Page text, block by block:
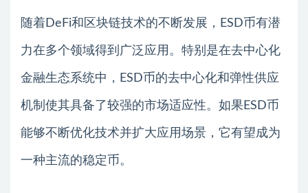
随着DeFi和区块链技术的不断发展，ESD币有潜
力在多个领域得到广泛应用。特别是在去中心化
金融生态系统中，ESD币的去中心化和弹性供应
机制使其具备了较强的市场适应性。如果ESD币
能够不断优化技术并扩大应用场景，它有望成为
一种主流的稳定币。